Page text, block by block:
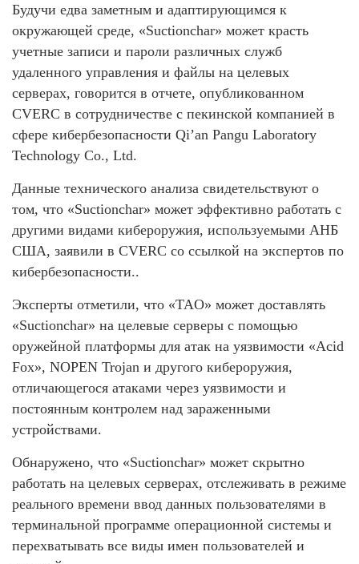
Будучи едва заметным и адаптирующимся к
окружающей среде, «Suctionchar» может красть
учетные записи и пароли различных служб
удаленного управления и файлы на целевых
серверах, говорится в отчете, опубликованном
CVERC в сотрудничестве с пекинской компанией в
сфере кибербезопасности Qi’an Pangu Laboratory
Technology Co., Ltd.
Данные технического анализа свидетельствуют о
том, что «Suctionchar» может эффективно работать с
другими видами кибероружия, используемыми АНБ
США, заявили в CVERC со ссылкой на экспертов по
кибербезопасности..
Эксперты отметили, что «TAO» может доставлять
«Suctionchar» на целевые серверы с помощью
оружейной платформы для атак на уязвимости «Acid
Fox», NOPEN Trojan и другого кибероружия,
отличающегося атаками через уязвимости и
постоянным контролем над зараженными
устройствами.
Обнаружено, что «Suctionchar» может скрытно
работать на целевых серверах, отслеживать в режиме
реального времени ввод данных пользователями в
терминальной программе операционной системы и
перехватывать все виды имен пользователей и